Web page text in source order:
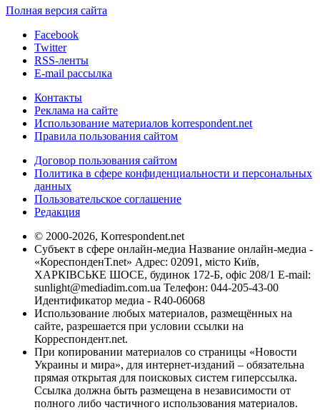
Полная версия сайта
Facebook
Twitter
RSS-ленты
E-mail рассылка
Контакты
Реклама на сайте
Использование материалов korrespondent.net
Правила пользования сайтом
Договор пользования сайтом
Политика в сфере конфиденциальности и персональных
данных
Пользовательское соглашение
Редакция
© 2000-2026, Korrespondent.net
Субъект в сфере онлайн-медиа Название онлайн-медиа -
«КореспонденТ.net» Адрес: 02091, місто Київ,
ХАРКІВСЬКЕ ШОСЕ, будинок 172-Б, офіс 208/1 E-mail:
sunlight@mediadim.com.ua Телефон: 044-205-43-00
Идентификатор медиа - R40-06068
Использование любых материалов, размещённых на
сайте, разрешается при условии ссылки на
Корреспондент.net.
При копировании материалов со страницы «Новости
Украины и мира», для интернет-изданий – обязательна
прямая открытая для поисковых систем гиперссылка.
Ссылка должна быть размещена в независимости от
полного либо частичного использования материалов.